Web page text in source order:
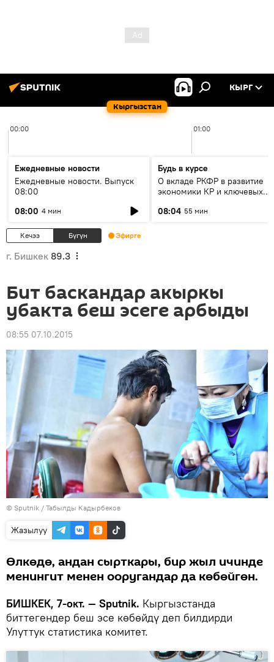
Кыргызстан
КЫРГ
00:00 01:00
Ежедневные новости
Ежедневные новости. Выпуск
08:00
08:00 4 мин
Будь в курсе
О вкладе РКФР в развитие
экономики КР и ключевых
08:04 55 мин
Кечээ Бүгүн Эфирге
г. Бишкек 89.3
Бит баскандар акыркы
убакта беш эсеге арбыды
08:55 07.10.2015
© Sputnik / Табылды Кадырбеков
Жазылуу
Өлкөдө, андан сырткары, бир жыл ичинде
менингит менен ооругандар да көбөйгөн.
БИШКЕК, 7-окт. — Sputnik. Кыргызстанда
биттегендер беш эсе көбөйдү деп билдирди
Улуттук статистика комитет.